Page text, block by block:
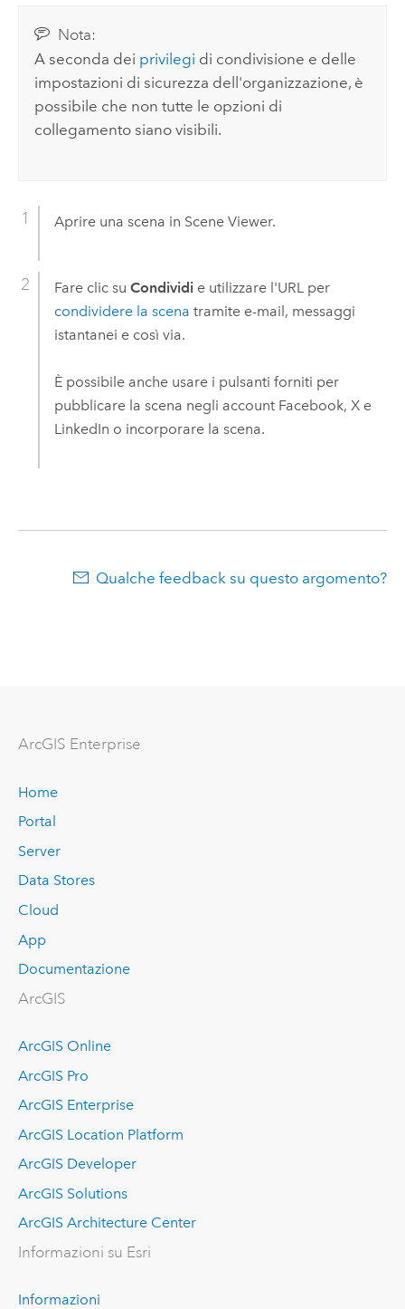
Nota:
A seconda dei privilegi di condivisione e delle
impostazioni di sicurezza dell'organizzazione, è
possibile che non tutte le opzioni di
collegamento siano visibili.
Aprire una scena in Scene Viewer.
Fare clic su Condividie utilizzare l'URL per
condividere la scena tramite e-mail, messaggi
istantanei e così via.
È possibile anche usare i pulsanti forniti per
pubblicare la scena negli account Facebook, Xe
LinkedIn o incorporare la scena.
Qualche feedback su questo argomento?
ArcGIS Enterprise
Home
Portal
Server
Data Stores
Cloud
App
Documentazione
ArcGIS
ArcGIS Online
ArcGIS Pro
ArcGIS Enterprise
ArcGIS Location Platform
ArcGIS Developer
ArcGIS Solutions
ArcGIS Architecture Center
Informazioni su Esri
Informazioni